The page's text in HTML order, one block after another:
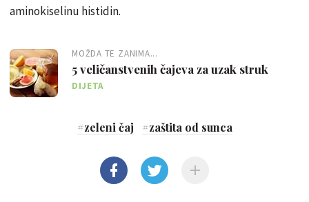
aminokiselinu histidin.
MOŽDA TE ZANIMA...
5 veličanstvenih čajeva za uzak struk
DIJETA
#zeleni čaj #zaštita od sunca